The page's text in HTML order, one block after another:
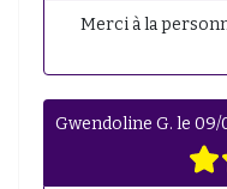
Merci à la
Gwendoline G. le 09/